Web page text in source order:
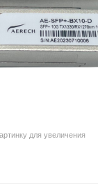
для увеличения